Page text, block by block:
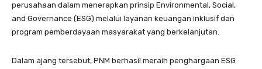
perusahaan dalam menerapkan prinsip Environmental, Social,
and Governance (ESG) melalui layanan keuangan inklusif dan
program pemberdayaan masyarakat yang berkelanjutan.
Dalam ajang tersebut, PNM berhasil meraih penghargaan ESG